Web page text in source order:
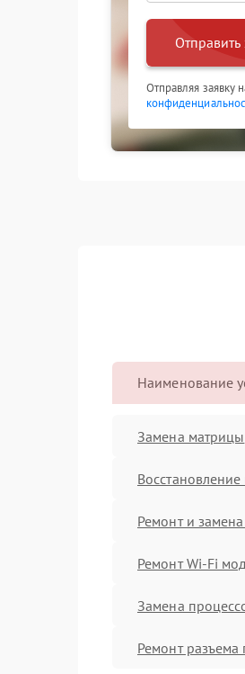
Отправить
Отправляя заявку
Наименование
Замена матрицы
Ремонт и
Ремонт Wi-Fi
Замена
Ремонт разъема